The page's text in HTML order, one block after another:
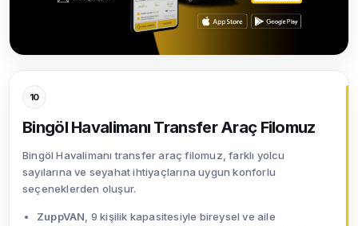
10
Bingöl Havalimanı Transfer Araç Filomuz
Bingöl Havalimanı transfer araç filomuz, farklı yolcu
sayılarına ve seyahat ihtiyaçlarına uygun konforlu
seçeneklerden oluşur.
ZuppVAN , 9 kişilik kapasitesiyle bireysel ve aile